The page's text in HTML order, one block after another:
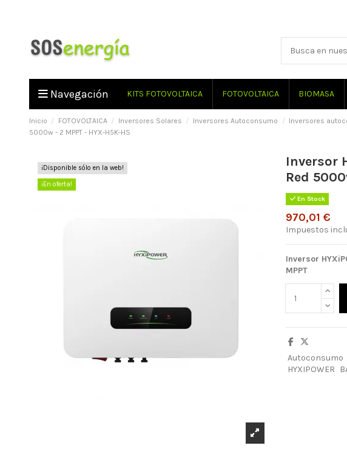
Navegación KITS FOTOVOLTAICA FOTOVOLTAICA BIOMASA
Inicio FOTOVOLTAICA Inversores Solares Inversores Autoconsumo Inversores
5000w - 2 MPPT - HYX-H5K-HS
¡Disponible sólo en la web!
¡En oferta!
Inversor
Red
En Stock
970,01 €
Impuestos
Inversor
MPPT
Autoconsumo
HYXIPOWER